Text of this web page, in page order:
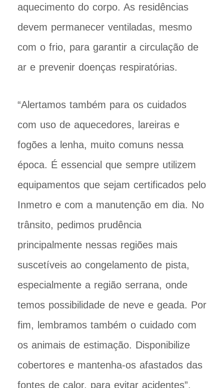
aquecimento do corpo. As residências
devem permanecer ventiladas, mesmo
com o frio, para garantir a circulação de
ar e prevenir doenças respiratórias.
“Alertamos também para os cuidados
com uso de aquecedores, lareiras e
fogões a lenha, muito comuns nessa
época. É essencial que sempre utilizem
equipamentos que sejam certificados pelo
Inmetro e com a manutenção em dia. No
trânsito, pedimos prudência
principalmente nessas regiões mais
suscetíveis ao congelamento de pista,
especialmente a região serrana, onde
temos possibilidade de neve e geada. Por
fim, lembramos também o cuidado com
os animais de estimação. Disponibilize
cobertores e mantenha-os afastados das
fontes de calor, para evitar acidentes”,